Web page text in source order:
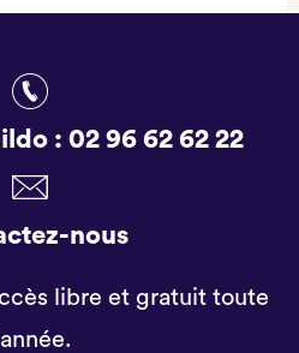
: 02 96 62 62 22
nous
libre et gratuit toute